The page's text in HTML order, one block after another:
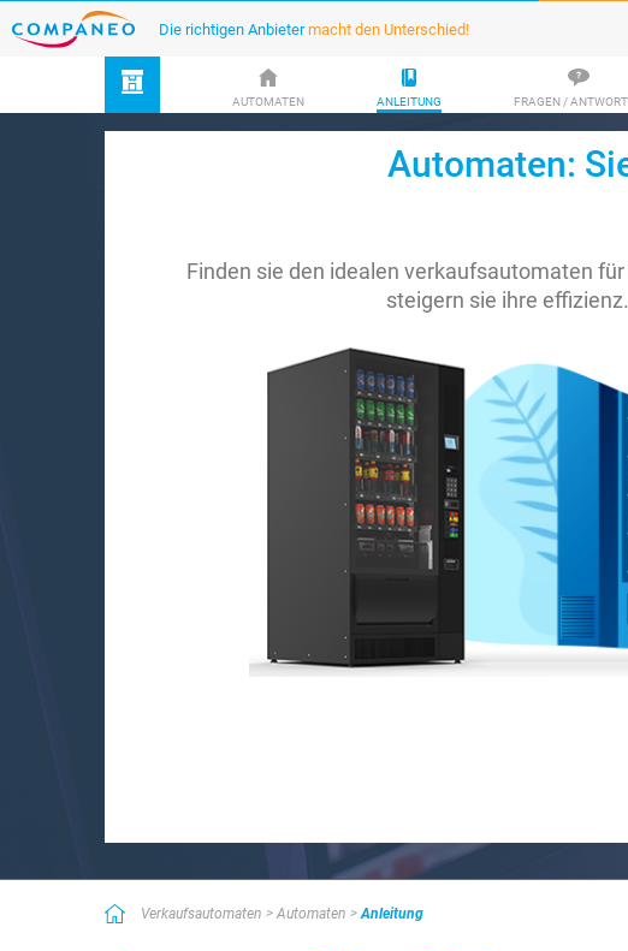
Die richtigen Anbietermacht den Unterschied!
AUTOMATEN ANLEITUNG FRAGEN /
Automaten:
Finden sie den idealen verkaufsautomaten
steigern sie ihre effizienz.
Verkaufsautomaten Automaten Anleitung